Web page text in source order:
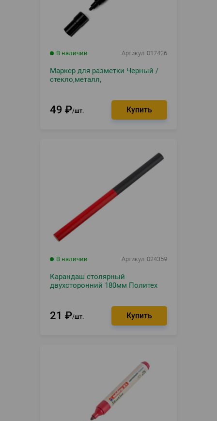
В наличии Артикул 017426
Маркер для разметки Черный /
стекло,металл,
49 ₽ шт.
В наличии Артикул 024359
Карандаш столярный
двухсторонний 180мм Политех
21 ₽ шт.